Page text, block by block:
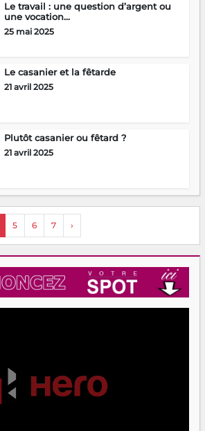
Le travail : une question d’argent ou
une vocation...
25 mai 2025
Le casanier et la fêtarde
21 avril 2025
Plutôt casanier ou fêtard ?
21 avril 2025
5 6 7 ›